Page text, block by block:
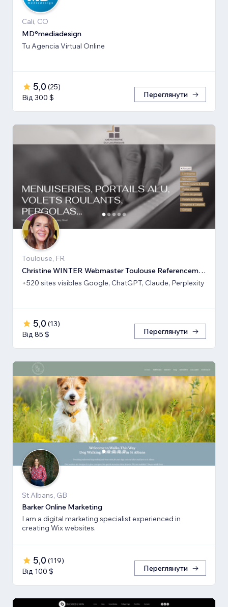
Cali, CO
MD°mediadesign
Tu Agencia Virtual Online
5,0 (25)
Від 300 $
Переглянути
Toulouse, FR
Christine WINTER Webmaster Toulouse Referencement SEO GEO IA
+520 sites visibles Google, ChatGPT, Claude, Perplexity
5,0 (13)
Від 85 $
Переглянути
St Albans, GB
Barker Online Marketing
I am a digital marketing specialist experienced in
creating Wix websites.
5,0 (119)
Від 100 $
Переглянути